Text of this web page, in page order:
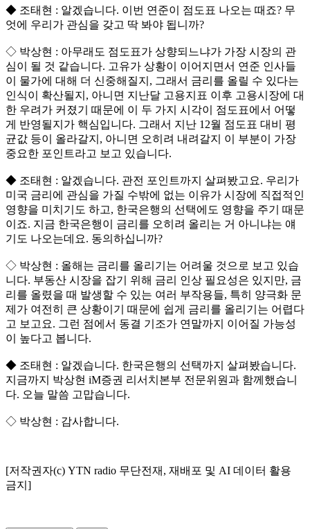
◆ 조태현 : 알겠습니다. 이번 연준이 점도표 나오는 때죠? 무
엇에 우리가 관심을 갖고 딱 봐야 됩니까?
◇ 박상현 : 아무래도 점도표가 상향되느냐가 가장 시장의 관
심이 될 것 같습니다. 고유가 상황이 이어지면서 연준 인사들
이 물가에 대해 더 신중해질지, 그래서 금리를 올릴 수 있다는
인식이 확산될지, 아니면 지난달 고용지표 이후 고용시장에 대
한 우려가 커졌기 때문에 이 두 가지 시각이 점도표에서 어떻
게 반영될지가 핵심입니다. 그래서 지난 12월 점도표 대비 평
균값 등이 올라갈지, 아니면 오히려 내려갈지 이 부분이 가장
중요한 포인트라고 보고 있습니다.
◆ 조태현 : 알겠습니다. 관전 포인트까지 살펴봤고요. 우리가
미국 금리에 관심을 가질 수밖에 없는 이유가 시장에 직접적인
영향을 미치기도 하고, 한국은행의 선택에도 영향을 주기 때문
이죠. 지금 한국은행이 금리를 오히려 올리는 거 아니냐는 얘
기도 나오는데요. 동의하십니까?
◇ 박상현 : 올해는 금리를 올리기는 어려울 것으로 보고 있습
니다. 부동산 시장을 잡기 위해 금리 인상 필요성은 있지만, 금
리를 올렸을 때 발생할 수 있는 여러 부작용들, 특히 양극화 문
제가 여전히 큰 상황이기 때문에 쉽게 금리를 올리기는 어렵다
고 보고요. 그런 점에서 동결 기조가 연말까지 이어질 가능성
이 높다고 봅니다.
◆ 조태현 : 알겠습니다. 한국은행의 선택까지 살펴봤습니다.
지금까지 박상현 iM증권 리서치본부 전문위원과 함께했습니
다. 오늘 말씀 고맙습니다.
◇ 박상현 : 감사합니다.
[저작권자(c) YTN radio 무단전재, 재배포 및 AI 데이터 활용
금지]